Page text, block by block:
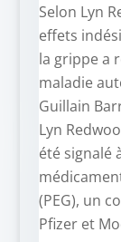
Selon Lyn
effets
la grippe a
maladie
Guillain
Lyn
été signalé
(PEG), un
Pfizer et